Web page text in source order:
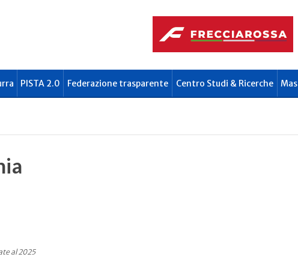
PISTA 2.0 Federazione trasparente Centro Studi & Ricerche
al 2025